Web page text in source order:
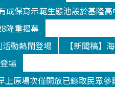
成保育示範生態池設於基隆高
隆重揭幕
活動熱鬧登場
【新聞稿】
場
上原場次僅開放已錄取民眾參